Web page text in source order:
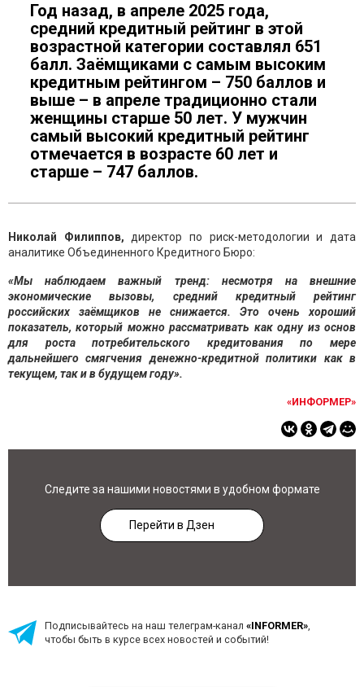
Год назад, в апреле 2025 года,
средний кредитный рейтинг в этой
возрастной категории составлял 651
балл. Заёмщиками с самым высоким
кредитным рейтингом – 750 баллов и
выше – в апреле традиционно стали
женщины старше 50 лет. У мужчин
самый высокий кредитный рейтинг
отмечается в возрасте 60 лет и
старше – 747 баллов.
Николай Филиппов, директор по риск-методологии и дата
аналитике Объединенного Кредитного Бюро:
«Мы наблюдаем важный тренд: несмотря на внешние
экономические вызовы, средний кредитный рейтинг
российских заёмщиков не снижается. Это очень хороший
показатель, который можно рассматривать как одну из основ
для роста потребительского кредитования по мере
дальнейшего смягчения денежно-кредитной политики как в
текущем, так и в будущем году».
«ИНФОРМЕР»
Следите за нашими новостями в удобном формате
Перейти в Дзен
Подписывайтесь на наш телеграм-канал «INFORMER»,
чтобы быть в курсе всех новостей и событий!